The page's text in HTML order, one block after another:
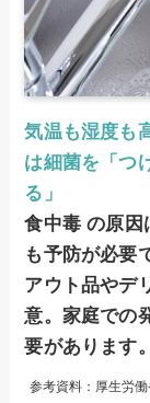
気温も湿度も
は細菌を「つ
る」
食中毒 の原因
も予防が必要
アウト品やデ
意。家庭での
要があります。
参考資料：厚生労